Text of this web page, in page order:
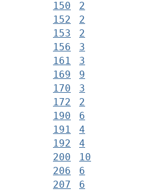
150
2
152
2
153
2
156
3
161
3
169
9
170
3
172
2
190
6
191
4
192
4
200
10
206
6
207
6